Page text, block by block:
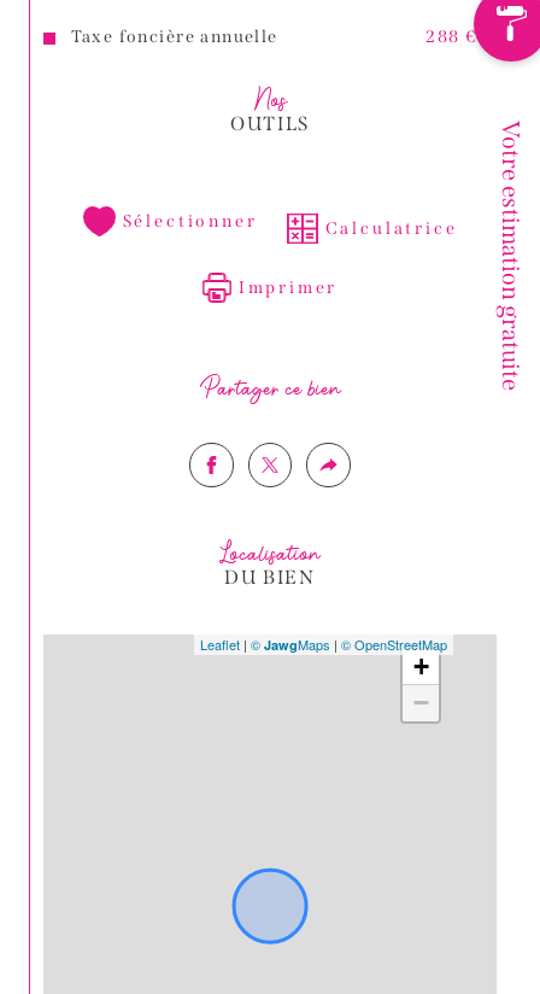
Votre estimation gratuite
Taxe foncière annuelle 288 €
Nos
OUTILS
Sélectionner Calculatrice
Imprimer
Partager ce bien
Localisation
DU BIEN
+
−
Leaflet | © JawgMaps | © OpenStreetMap